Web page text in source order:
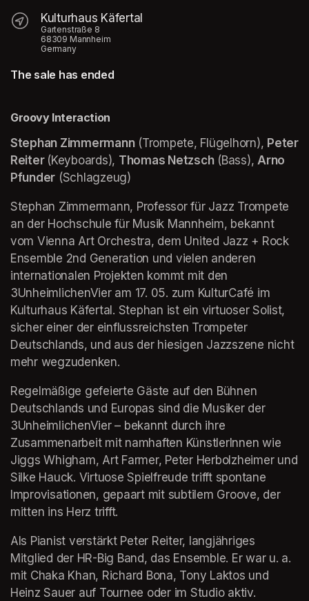
Kulturhaus Käfertal
Gartenstraße 8
68309 Mannheim
Germany
The sale has ended
Groovy Interaction
Stephan Zimmermann (Trompete, Flügelhorn), Peter
Reiter (Keyboards), Thomas Netzsch (Bass), Arno
Pfunder (Schlagzeug)
Stephan Zimmermann, Professor für Jazz Trompete
an der Hochschule für Musik Mannheim, bekannt
vom Vienna Art Orchestra, dem United Jazz + Rock
Ensemble 2nd Generation und vielen anderen
internationalen Projekten kommt mit den
3UnheimlichenVier am 17. 05. zum KulturCafé im
Kulturhaus Käfertal. Stephan ist ein virtuoser Solist,
sicher einer der einflussreichsten Trompeter
Deutschlands, und aus der hiesigen Jazzszene nicht
mehr wegzudenken.
Regelmäßige gefeierte Gäste auf den Bühnen
Deutschlands und Europas sind die Musiker der
3UnheimlichenVier – bekannt durch ihre
Zusammenarbeit mit namhaften KünstlerInnen wie
Jiggs Whigham, Art Farmer, Peter Herbolzheimer und
Silke Hauck. Virtuose Spielfreude trifft spontane
Improvisationen, gepaart mit subtilem Groove, der
mitten ins Herz trifft.
Als Pianist verstärkt Peter Reiter, langjähriges
Mitglied der HR-Big Band, das Ensemble. Er war u. a.
mit Chaka Khan, Richard Bona, Tony Laktos und
Heinz Sauer auf Tournee oder im Studio aktiv.